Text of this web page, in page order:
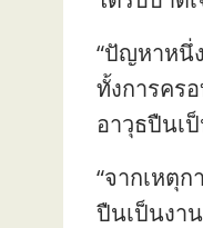
“ปัญหาหนึ่
ทั้งการคร
อาวุธปืนเ
“จากเหตุ
ปืนเป็นงา